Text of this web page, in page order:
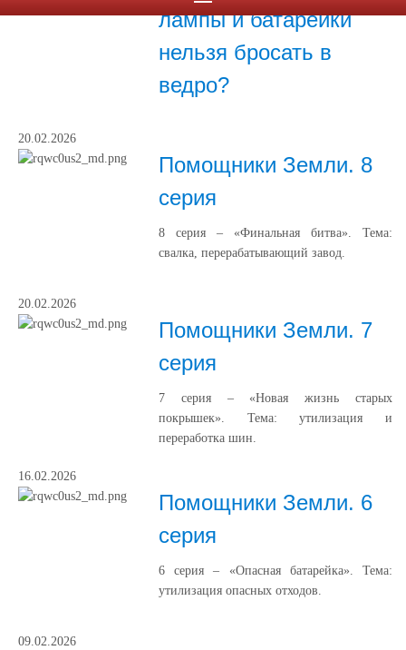
лампы и батарейки
нельзя бросать в
ведро?
20.02.2026
Помощники Земли. 8
серия
8 серия – «Финальная битва». Тема:
свалка, перерабатывающий завод.
20.02.2026
Помощники Земли. 7
серия
7 серия – «Новая жизнь старых
покрышек». Тема: утилизация и
переработка шин.
16.02.2026
Помощники Земли. 6
серия
6 серия – «Опасная батарейка». Тема:
утилизация опасных отходов.
09.02.2026